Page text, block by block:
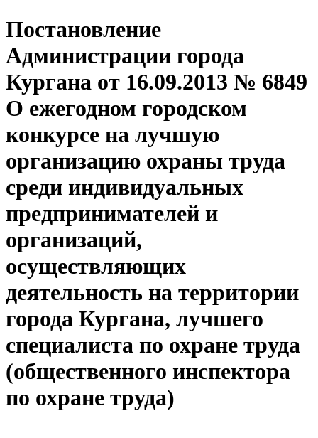
Постановление
Администрации города
Кургана от 16.09.2013 № 6849
О ежегодном городском
конкурсе на лучшую
организацию охраны труда
среди индивидуальных
предпринимателей и
организаций,
осуществляющих
деятельность на территории
города Кургана, лучшего
специалиста по охране труда
(общественного инспектора
по охране труда)